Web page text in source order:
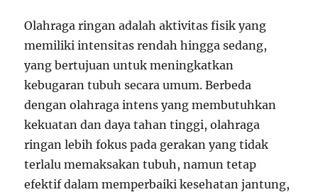
Olahraga ringan adalah aktivitas fisik yang
memiliki intensitas rendah hingga sedang,
yang bertujuan untuk meningkatkan
kebugaran tubuh secara umum. Berbeda
dengan olahraga intens yang membutuhkan
kekuatan dan daya tahan tinggi, olahraga
ringan lebih fokus pada gerakan yang tidak
terlalu memaksakan tubuh, namun tetap
efektif dalam memperbaiki kesehatan jantung,